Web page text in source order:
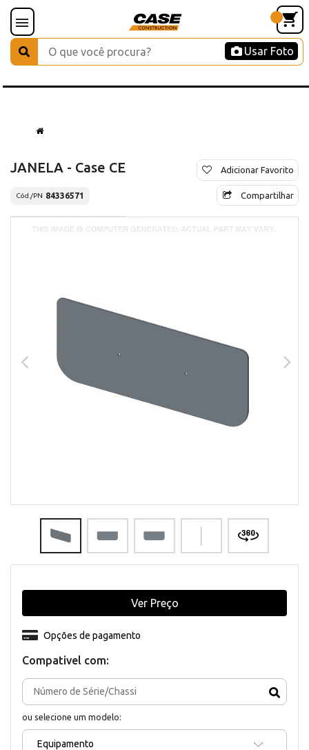
Usar Foto
JANELA - Case CE
Cód./PN 84336571
Adicionar Favorito
Compartilhar
Compativel com:
ou selecione um modelo:
Equipamento
Opções de pagamento
Ver Preço